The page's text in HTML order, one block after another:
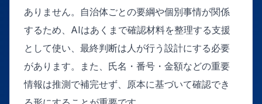
ありません。自治体ごとの要綱や個別事情が関係
するため、AIはあくまで確認材料を整理する支援
として使い、最終判断は人が行う設計にする必要
があります。また、氏名・番号・金額などの重要
情報は推測で補完せず、原本に基づいて確認でき